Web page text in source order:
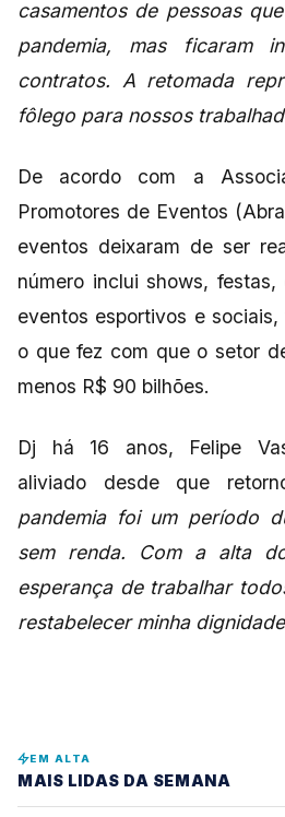
casamentos de pessoas
pandemia, mas ficaram
contratos. A retomada
fôlego para nossos
De acordo com a
Promotores de Eventos
eventos deixaram de ser
número inclui shows, festas,
eventos esportivos e
o que fez com que o setor
menos R$ 90 bilhões.
Dj há 16 anos, Felipe
aliviado desde que
pandemia foi um período
sem renda. Com a alta
esperança de trabalhar
restabelecer minha
EM ALTA
MAIS LIDAS DA SEMANA